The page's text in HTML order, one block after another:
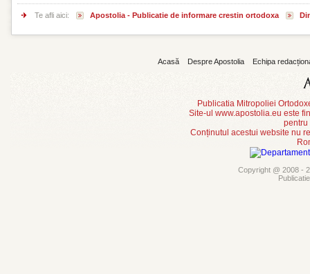
Te afli aici: Apostolia - Publicatie de informare crestin ortodoxa
Acasă Despre Apostolia Echipa
Publicatia Mitropoliei
Site-ul www.apostolia.eu este
pentru
Conținutul acestui website nu
Copyright @ 2008 -